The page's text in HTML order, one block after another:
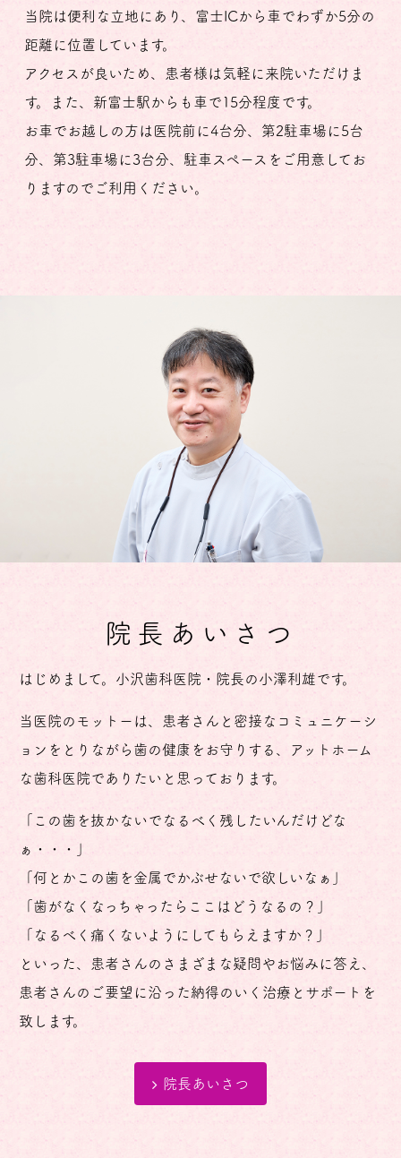
当院は便利な立地にあり、富士ICから車でわずか5分の
距離に位置しています。
アクセスが良いため、患者様は気軽に来院いただけま
す。また、新富士駅からも車で15分程度です。
お車でお越しの方は医院前に4台分、第2駐車場に5台
分、第3駐車場に3台分、駐車スペースをご用意してお
りますのでご利用ください。
院長あいさつ
はじめまして。小沢歯科医院・院長の小澤利雄です。
当医院のモットーは、患者さんと密接なコミュニケーシ
ョンをとりながら歯の健康をお守りする、アットホーム
な歯科医院でありたいと思っております。
「この歯を抜かないでなるべく残したいんだけどな
ぁ・・・」
「何とかこの歯を金属でかぶせないで欲しいなぁ」
「歯がなくなっちゃったらここはどうなるの？」
「なるべく痛くないようにしてもらえますか？」
といった、患者さんのさまざまな疑問やお悩みに答え、
患者さんのご要望に沿った納得のいく治療とサポートを
致します。
院長あいさつ